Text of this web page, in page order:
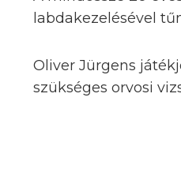
labdakezelésével
Oliver Jürgens
szükséges orvosi